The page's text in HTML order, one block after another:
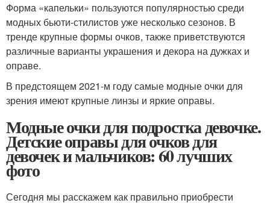
Форма «капельки» пользуются популярностью среди
модных бьюти-стилистов уже несколько сезонов. В
тренде крупные формы очков, также приветствуются
различные варианты украшения и декора на дужках и
оправе.
В предстоящем 2021-м году самые модные очки для
зрения имеют крупные линзы и яркие оправы.
Модные очки для подростка девочке.
Детские оправы для очков для
девочек и мальчиков: 60 лучших
фото
Сегодня мы расскажем как правильно приобрести